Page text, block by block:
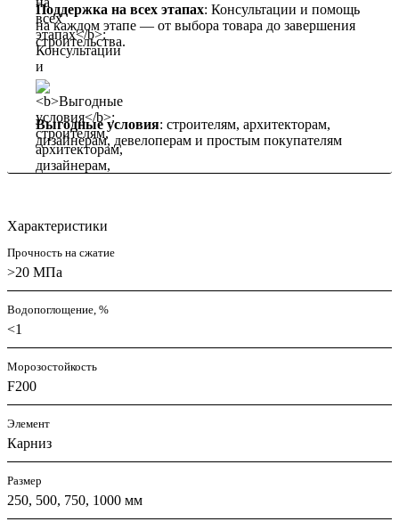
Поддержка на всех этапах: Консультации и помощь
на каждом этапе — от выбора товара до завершения
строительства.
Выгодные условия: строителям, архитекторам,
дизайнерам, девелоперам и простым покупателям
Характеристики
Прочность на сжатие
>20 МПа
Водопоглощение, %
<1
Морозостойкость
F200
Элемент
Карниз
Размер
250, 500, 750, 1000 мм